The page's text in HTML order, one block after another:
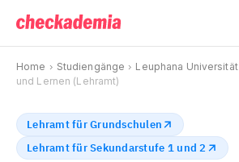
Home Studiengänge Leuphana
und Lernen (Lehramt)
Lehramt für Grundschulen
Lehramt für Sekundarstufe 1 und 2